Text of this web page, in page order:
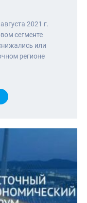
2021 г.
сегменте
или
регионе